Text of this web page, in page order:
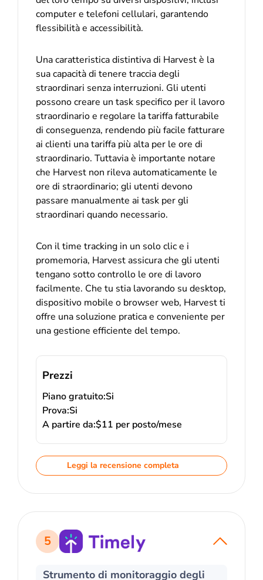
computer e telefoni cellulari, garantendo
flessibilità e accessibilità.
Una caratteristica distintiva di Harvest è la
sua capacità di tenere traccia degli
straordinari senza interruzioni. Gli utenti
possono creare un task specifico per il lavoro
straordinario e regolare la tariffa fatturabile
di conseguenza, rendendo più facile fatturare
ai clienti una tariffa più alta per le ore di
straordinario. Tuttavia è importante notare
che Harvest non rileva automaticamente le
ore di straordinario; gli utenti devono
passare manualmente ai task per gli
straordinari quando necessario.
Con il time tracking in un solo clic e i
promemoria, Harvest assicura che gli utenti
tengano sotto controllo le ore di lavoro
facilmente. Che tu stia lavorando su desktop,
dispositivo mobile o browser web, Harvest ti
offre una soluzione pratica e conveniente per
una gestione efficiente del tempo.
Prezzi
Piano gratuito:Si
Prova:Si
A partire da:$11 per posto/mese
Leggi la recensione completa
5
Strumento di monitoraggio degli